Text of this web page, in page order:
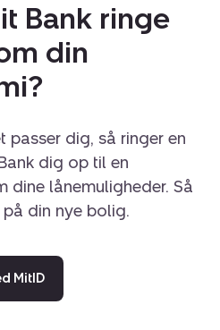
Bank ringe
din
dig, så ringer en
dig op til en
dine lånemuligheder. Så
din nye bolig.
MitID